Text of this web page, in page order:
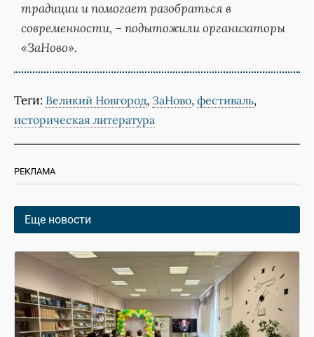
традиции и помогает разобраться в
современности, – подытожили организаторы
«ЗаНово».
Теги: Великий Новгород, ЗаНово, фестиваль,
историческая литература
РЕКЛАМА
Еще новости